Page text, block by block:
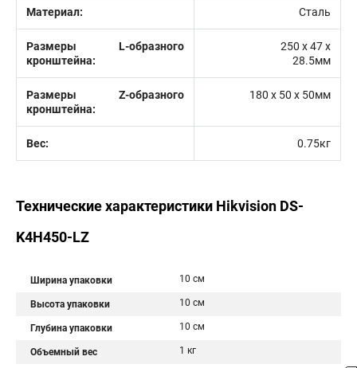
Материал: Сталь
Размеры L-образного
кронштейна:
250 x 47 x
28.5мм
Размеры Z-образного
кронштейна:
180 x 50 x 50мм
Вес: 0.75кг
Технические характеристики Hikvision DS-
K4H450-LZ
Ширина упаковки 10 см
Высота упаковки 10 см
Глубина упаковки 10 см
Объемный вес 1 кг